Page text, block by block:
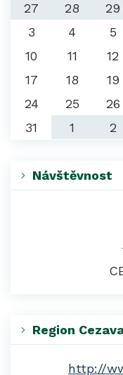
27
28 29
3
4 5
10
11 12
17
18 19
24
25 26
31
1 2
Návštěvnost
Region
http://